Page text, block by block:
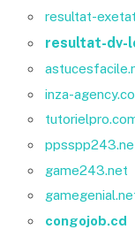
resultat-
resultat-dv-
inza-
game243.net
congojob.cd